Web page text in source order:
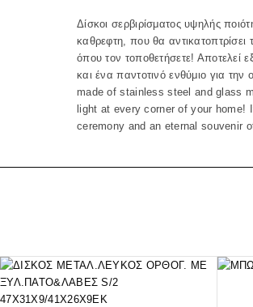
Δίσκοι σερβιρίσματος υψηλής
καθρεφτη, που θα
όπου τον τοποθετήσετε! Αποτελεί
και ένα παντοτινό ενθύμιο για
made of stainless steel and glass
light at every corner of your home!
ceremony and an eternal souvenir